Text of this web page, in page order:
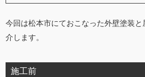
今回は松本市にておこなった外壁塗装
介します。
施工前